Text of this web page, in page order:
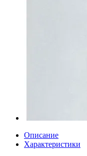
Описание
Характеристики